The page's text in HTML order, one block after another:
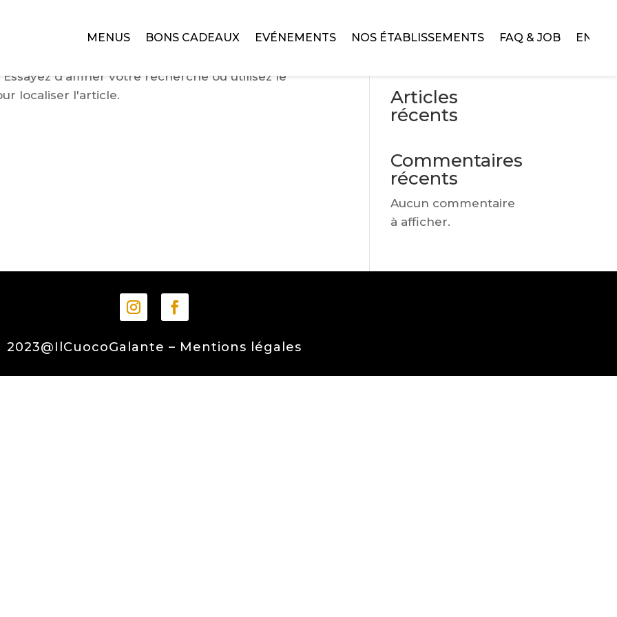
MENUS BONS CADEAUX EVÉNEMENTS NOS ÉTABLISSEMENTS FAQ & JOB
d'affiner votre recherche ou utilisez le
localiser l'article.
Articles
récents
Commentaires
récents
Aucun commentaire
à afficher.
2023@IlCuocoGalante – Mentions légales